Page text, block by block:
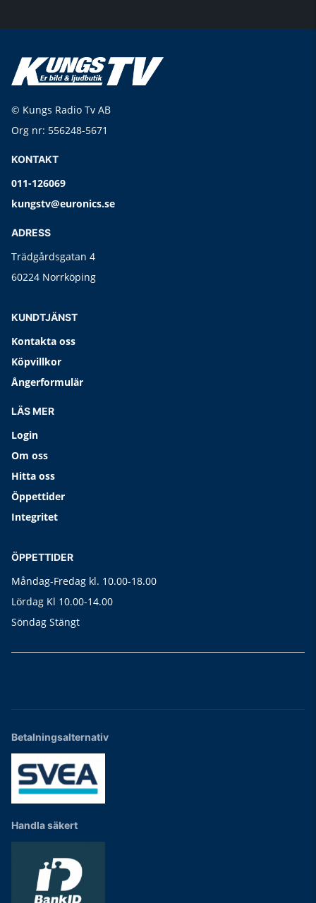
© Kungs Radio Tv AB
Org nr: 556248-5671
KONTAKT
011-126069
kungstv@euronics.se
ADRESS
Trädgårdsgatan 4
60224 Norrköping
KUNDTJÄNST
Kontakta oss
Köpvillkor
Ångerformulär
LÄS MER
Login
Om oss
Hitta oss
Öppettider
Integritet
ÖPPETTIDER
Måndag-Fredag kl. 10.00-18.00
Lördag Kl 10.00-14.00
Söndag Stängt
Betalningsalternativ
Handla säkert